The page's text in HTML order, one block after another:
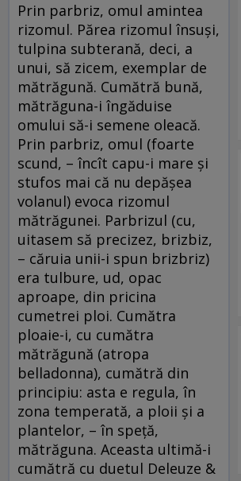
Prin parbriz, omul amintea
rizomul. Părea rizomul însuşi,
tulpina subterană, deci, a
unui, să zicem, exemplar de
mătrăgună. Cumătră bună,
mătrăguna-i îngăduise
omului să-i semene oleacă.
Prin parbriz, omul (foarte
scund, – încît capu-i mare şi
stufos mai că nu depăşea
volanul) evoca rizomul
mătrăgunei. Parbrizul (cu,
uitasem să precizez, brizbiz,
– căruia unii-i spun brizbriz)
era tulbure, ud, opac
aproape, din pricina
cumetrei ploi. Cumătra
ploaie-i, cu cumătra
mătrăgună (atropa
belladonna), cumătră din
principiu: asta e regula, în
zona temperată, a ploii şi a
plantelor, – în speţă,
mătrăguna. Aceasta ultimă-i
cumătră cu duetul Deleuze &